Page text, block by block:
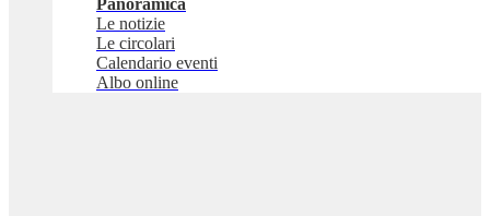
Panoramica
Le notizie
Le circolari
Calendario eventi
Albo online